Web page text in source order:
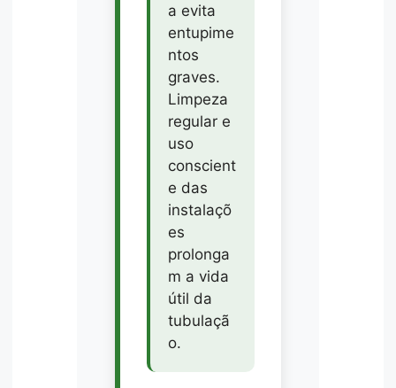
a evita
entupime
ntos
graves.
Limpeza
regular e
uso
conscient
e das
instalaçõ
es
prolonga
m a vida
útil da
tubulaçã
o.